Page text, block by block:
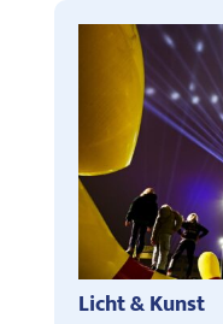
Licht & Kunst